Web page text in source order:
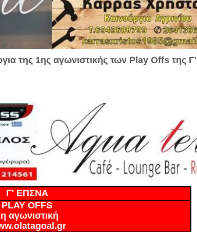
της 1ης αγωνιστικής των Play Offs της Γ'
Γ' ΕΠΣΝΑ
PLAY OFFS
αγωνιστική